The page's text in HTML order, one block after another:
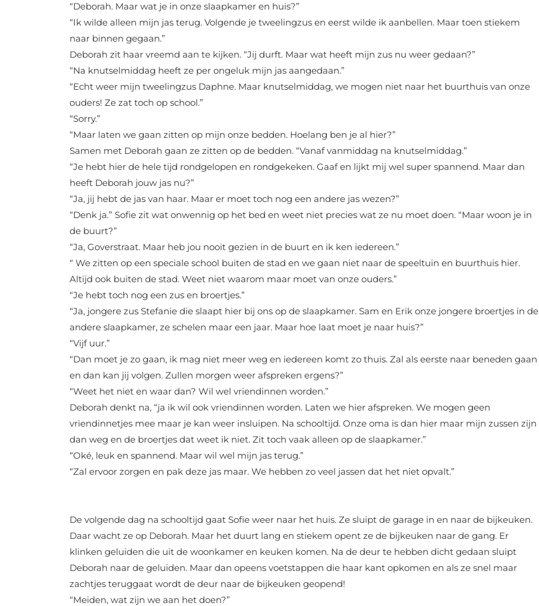
“Deborah. Maar wat je in onze slaapkamer en huis?”
“Ik wilde alleen mijn jas terug. Volgende je tweelingzus en eerst wilde ik aanbellen. Maar toen stiekem
naar binnen gegaan.”
Deborah zit haar vreemd aan te kijken. “Jij durft. Maar wat heeft mijn zus nu weer gedaan?”
“Na knutselmiddag heeft ze per ongeluk mijn jas aangedaan.”
“Echt weer mijn tweelingzus Daphne. Maar knutselmiddag, we mogen niet naar het buurthuis van onze
ouders! Ze zat toch op school.”
“Sorry.”
“Maar laten we gaan zitten op mijn onze bedden. Hoelang ben je al hier?”
Samen met Deborah gaan ze zitten op de bedden. “Vanaf vanmiddag na knutselmiddag.”
“Je hebt hier de hele tijd rondgelopen en rondgekeken. Gaaf en lijkt mij wel super spannend. Maar dan
heeft Deborah jouw jas nu?”
“Ja, jij hebt de jas van haar. Maar er moet toch nog een andere jas wezen?”
“Denk ja.” Sofie zit wat onwennig op het bed en weet niet precies wat ze nu moet doen. “Maar woon je in
de buurt?”
“Ja, Goverstraat. Maar heb jou nooit gezien in de buurt en ik ken iedereen.”
“ We zitten op een speciale school buiten de stad en we gaan niet naar de speeltuin en buurthuis hier.
Altijd ook buiten de stad. Weet niet waarom maar moet van onze ouders.”
“Je hebt toch nog een zus en broertjes.”
“Ja, jongere zus Stefanie die slaapt hier bij ons op de slaapkamer. Sam en Erik onze jongere broertjes in de
andere slaapkamer, ze schelen maar een jaar. Maar hoe laat moet je naar huis?”
“Vijf uur.”
“Dan moet je zo gaan, ik mag niet meer weg en iedereen komt zo thuis. Zal als eerste naar beneden gaan
en dan kan jij volgen. Zullen morgen weer afspreken ergens?”
“Weet het niet en waar dan? Wil wel vriendinnen worden.”
Deborah denkt na, “ja ik wil ook vriendinnen worden. Laten we hier afspreken. We mogen geen
vriendinnetjes mee maar je kan weer insluipen. Na schooltijd. Onze oma is dan hier maar mijn zussen zijn
dan weg en de broertjes dat weet ik niet. Zit toch vaak alleen op de slaapkamer.”
“Oké, leuk en spannend. Maar wil wel mijn jas terug.”
“Zal ervoor zorgen en pak deze jas maar. We hebben zo veel jassen dat het niet opvalt.”
De volgende dag na schooltijd gaat Sofie weer naar het huis. Ze sluipt de garage in en naar de bijkeuken.
Daar wacht ze op Deborah. Maar het duurt lang en stiekem opent ze de bijkeuken naar de gang. Er
klinken geluiden die uit de woonkamer en keuken komen. Na de deur te hebben dicht gedaan sluipt
Deborah naar de geluiden. Maar dan opeens voetstappen die haar kant opkomen en als ze snel maar
zachtjes teruggaat wordt de deur naar de bijkeuken geopend!
“Meiden, wat zijn we aan het doen?”